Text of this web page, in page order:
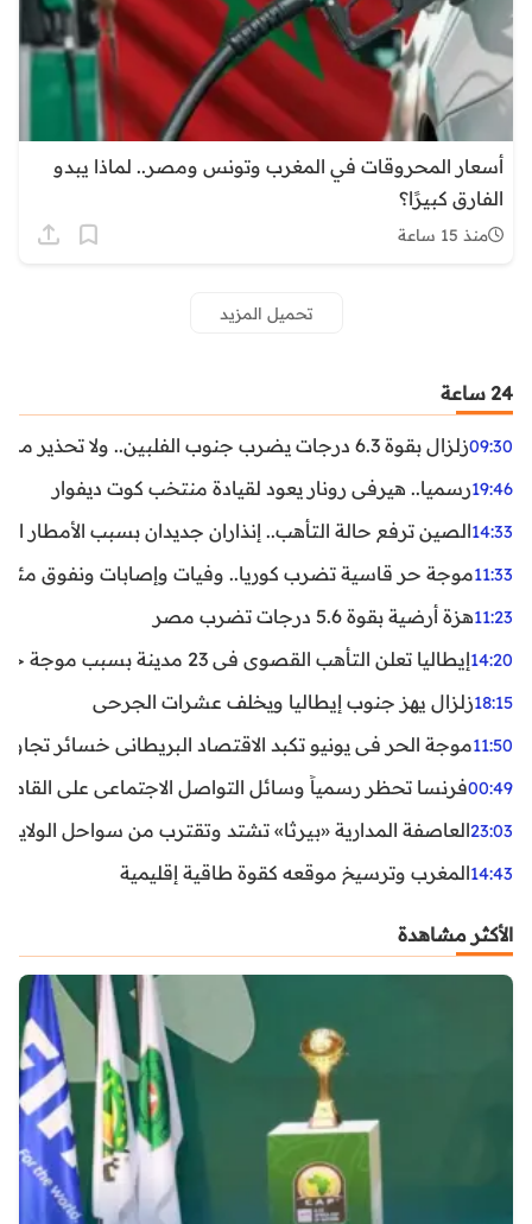
أسعار المحروقات في المغرب وتونس ومصر.. لماذا يبدو
الفارق كبيرًا؟
منذ 15 ساعة
تحميل المزيد
24 ساعة
09:30زلزال بقوة 6.3 درجات يضرب جنوب الفلبين.. ولا تحذير من تسونامي حتى الآن
19:46رسميا.. هيرفي رونار يعود لقيادة منتخب كوت ديفوار
14:33الصين ترفع حالة التأهب.. إنذاران جديدان بسبب الأمطار
11:33موجة حر قاسية تضرب كوريا.. وفيات وإصابات ونفوق مئات
11:23هزة أرضية بقوة 5.6 درجات تضرب مصر
14:20إيطاليا تعلن التأهب القصوى في 23 مدينة بسبب موجة حر شديدة
18:15زلزال يهز جنوب إيطاليا ويخلف عشرات الجرحى
11:50موجة الحر في يونيو تكبد الاقتصاد البريطاني خسائر تجاوزت 1.5 مليار
00:49فرنسا تحظر رسمياً وسائل التواصل الاجتماعي على القاصرين
23:03العاصفة المدارية «بيرثا» تشتد وتقترب من سواحل
14:43المغرب وترسيخ موقعه كقوة طاقية إقليمية
الأكثر مشاهدة